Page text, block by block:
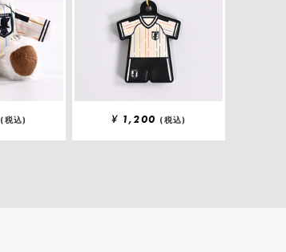
(税込) ¥ 1,200 (税込)